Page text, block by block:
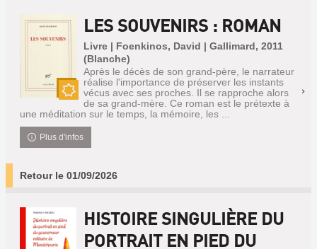
LES SOUVENIRS : ROMAN
Livre | Foenkinos, David | Gallimard, 2011
(Blanche)
Après le décès de son grand-père, le narrateur
réalise l'importance de préserver les instants
vécus avec ses proches. Il se rapproche alors
de sa grand-mère. Ce roman est le prétexte à
une méditation sur le temps, la mémoire, les ...
Plus d'infos
Retour le 01/09/2026
HISTOIRE SINGULIÈRE DU
PORTRAIT EN PIED DU